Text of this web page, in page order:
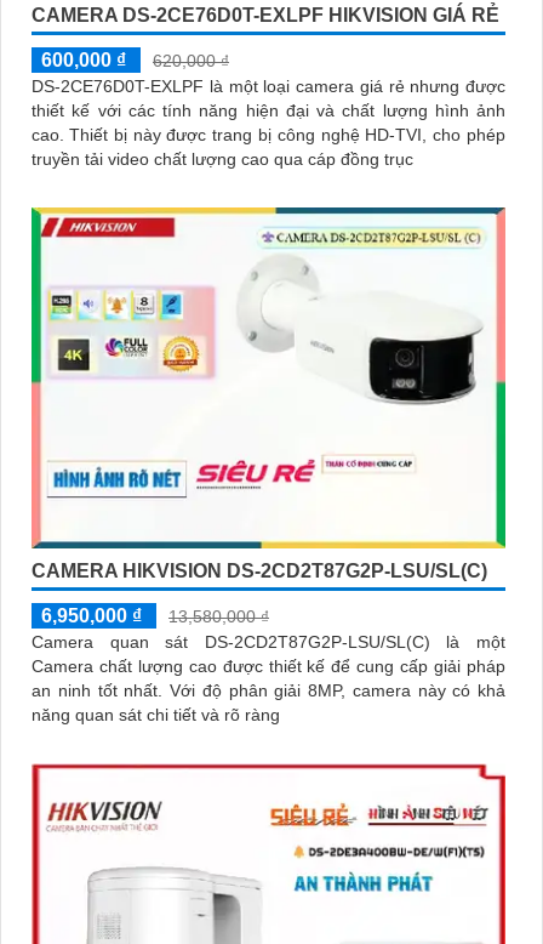
CAMERA DS-2CE76D0T-EXLPF HIKVISION GIÁ RẺ
600,000 ₫
620,000 ₫
DS-2CE76D0T-EXLPF là một loại camera giá rẻ nhưng được
thiết kế với các tính năng hiện đại và chất lượng hình ảnh
cao. Thiết bị này được trang bị công nghệ HD-TVI, cho phép
truyền tải video chất lượng cao qua cáp đồng trục
CAMERA HIKVISION DS-2CD2T87G2P-LSU/SL(C)
6,950,000 ₫
13,580,000 ₫
Camera quan sát DS-2CD2T87G2P-LSU/SL(C) là một
Camera chất lượng cao được thiết kế để cung cấp giải pháp
an ninh tốt nhất. Với độ phân giải 8MP, camera này có khả
năng quan sát chi tiết và rõ ràng